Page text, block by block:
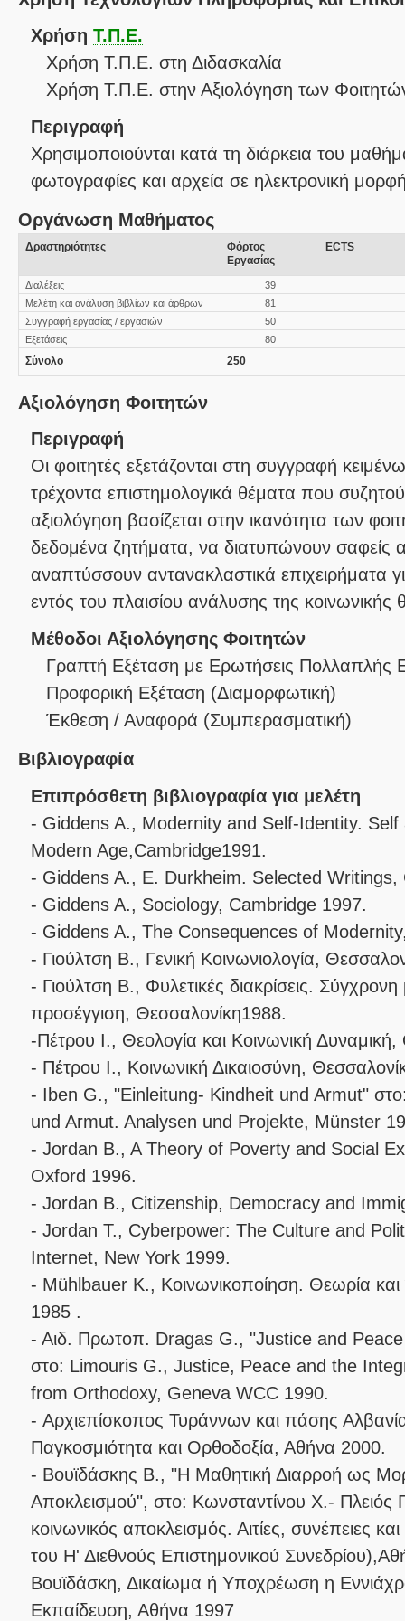
Χρήση Τ.Π.Ε.
Χρήση Τ.Π.Ε. στη Διδασκαλία
Χρήση Τ.Π.Ε. στην Αξιολόγηση των
Περιγραφή
Χρησιμοποιούνται κατά τη διάρκεια του
φωτογραφίες και αρχεία σε ηλεκτρονική
Οργάνωση Μαθήματος
Δραστηριότητες
Φόρτος
Εργασίας
ECTS
Διαλέξεις
39
Μελέτη και ανάλυση βιβλίων και άρθρων
81
Συγγραφή εργασίας / εργασιών
50
Εξετάσεις
80
Σύνολο 250
Αξιολόγηση Φοιτητών
Περιγραφή
Οι φοιτητές εξετάζονται στη συγγραφή
τρέχοντα επιστημολογικά θέματα που
αξιολόγηση βασίζεται στην ικανότητα των
δεδομένα ζητήματα, να διατυπώνουν σαφείς
αναπτύσσουν αντανακλαστικά επιχειρήματα
εντός του πλαισίου ανάλυσης της κοινωνικής
Μέθοδοι Αξιολόγησης Φοιτητών
Γραπτή Εξέταση με Ερωτήσεις Πολλαπλής
Προφορική Εξέταση (Διαμορφωτική)
Έκθεση / Αναφορά (Συμπερασματική)
Βιβλιογραφία
Επιπρόσθετη βιβλιογραφία για μελέτη
- Giddens A., Modernity and Self-Identity.
Modern Age,Cambridge1991.
- Giddens A., E. Durkheim. Selected
- Giddens A., Sociology, Cambridge 1997.
- Giddens A., The Consequences of
- Γιούλτση B., Γενική Κοινωνιολογία,
- Γιούλτση Β., Φυλετικές διακρίσεις. Σύγχρονη
προσέγγιση, Θεσσαλονίκη1988.
-Πέτρου I., Θεολογία και Κοινωνική
- Πέτρου I., Κοινωνική Δικαιοσύνη,
- Iben G., "Einleitung- Kindheit und Armut"
und Armut. Analysen und Projekte, Münster
- Jordan B., A Theory of Poverty and Social
Oxford 1996.
- Jordan B., Citizenship, Democracy and
- Jordan T., Cyberpower: The Culture and
Internet, New York 1999.
- Mühlbauer K., Κοινωνικοποίηση. Θεωρία
1985 .
- Αιδ. Πρωτοπ. Dragas G., "Justice and
στο: Limouris G., Justice, Peace and the
from Orthodoxy, Geneva WCC 1990.
- Αρχιεπίσκοπος Τυράννων και πάσης
Παγκοσμιότητα και Ορθοδοξία, Αθήνα 2000.
- Βουϊδάσκης B., "Η Μαθητική Διαρροή ως
Αποκλεισμού", στο: Κωνσταντίνου X.- Πλειός
κοινωνικός αποκλεισμός. Αιτίες, συνέπειες
του Η' Διεθνούς Επιστημονικού
Βουϊδάσκη, Δικαίωμα ή Υποχρέωση η
Εκπαίδευση, Αθήνα 1997